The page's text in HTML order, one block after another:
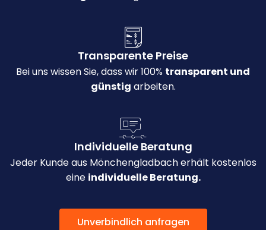
Transparente Preise
Bei uns wissen Sie, dass wir 100% transparent und
günstig arbeiten.
Individuelle Beratung
Jeder Kunde aus Mönchengladbach erhält kostenlos
eine individuelle Beratung.
Unverbindlich anfragen